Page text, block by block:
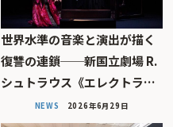
世界水準の音楽と演出が描く
復讐の連鎖──新国立劇場 R.
シュトラウス《エレクトラ…
NEWS 2026年6月29日